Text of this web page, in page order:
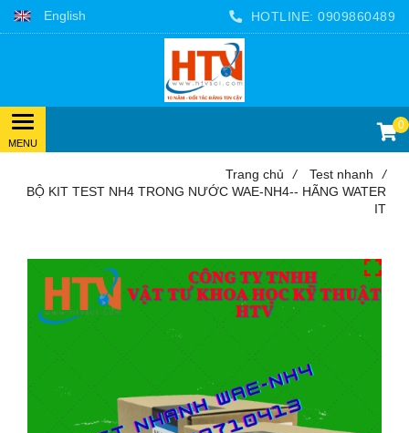
English HOTLINE: 0909860489
0
Trang chủ / Test nhanh
/
BỘ KIT TEST NH4 TRONG NƯỚC WAE-NH4-- HÃNG WATER
IT